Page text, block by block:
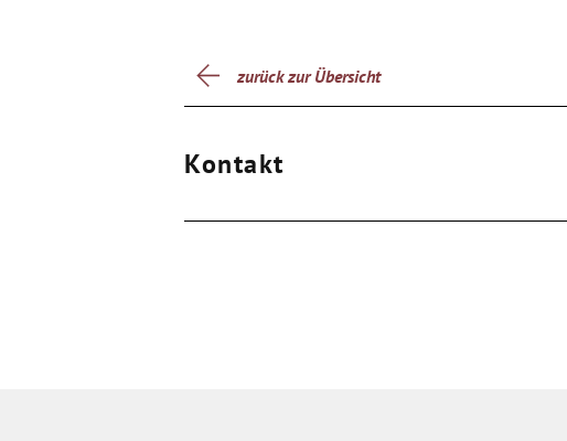
zurück zur Übersicht
Kontakt